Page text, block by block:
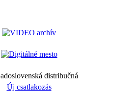
Új csatlakozás